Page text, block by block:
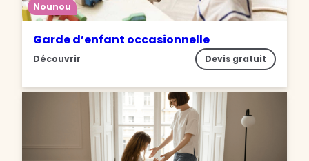
Nounou
Garde d’enfant occasionnelle
Découvrir Devis gratuit